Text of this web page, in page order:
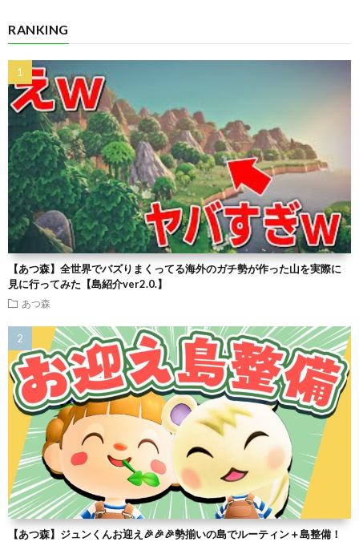
RANKING
【あつ森】全世界でバズりまくってる海外のガチ勢が作った山を実際に
見に行ってみた【島紹介ver2.0.】
あつ森
【あつ森】ジュンくんお迎え🎉🎉🎉勢揃いの島でルーティン＋島整備！